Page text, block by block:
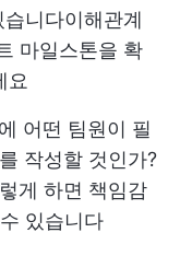
습니다이해관계
마일스톤을 확
요
어떤 팀원이 필
작성할 것인가?
게 하면 책임감
있습니다